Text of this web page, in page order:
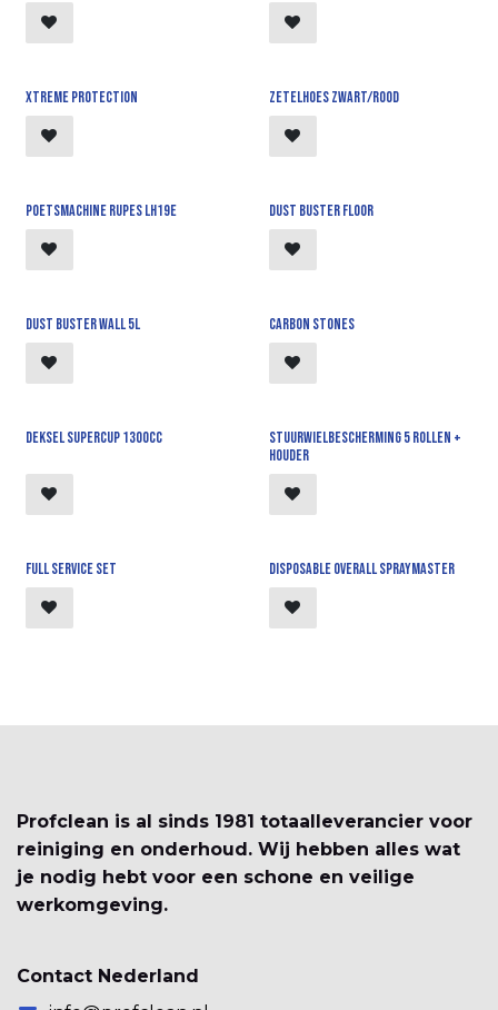
Xtreme Protection Zetelhoes zwart/rood
Poetsmachine Rupes LH19E Dust Buster Floor
Dust Buster Wall 5l Carbon stones
Deksel supercup 1300cc
Stuurwielbescherming 5 rollen +
houder
Full Service Set Disposable overall Spraymaster
Profclean is al sinds 1981 totaalleverancier voor
reiniging en onderhoud. Wij hebben alles wat
je nodig hebt voor een schone en veilige
werkomgeving.
Contact Nederland